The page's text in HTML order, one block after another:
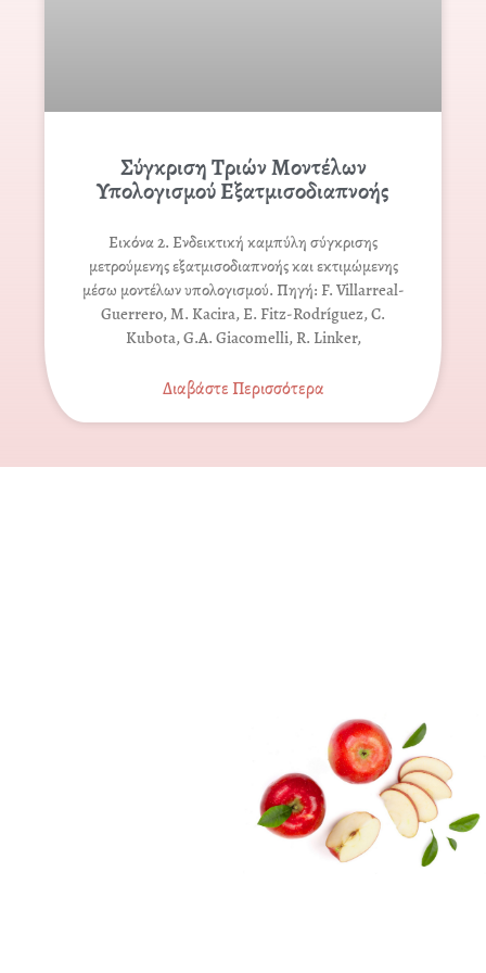
Σύγκριση Τριών Μοντέλων
Υπολογισμού Εξατμισοδιαπνοής
Εικόνα 2. Ενδεικτική καμπύλη σύγκρισης
μετρούμενης εξατμισοδιαπνοής και εκτιμώμενης
μέσω μοντέλων υπολογισμού. Πηγή: F. Villarreal-
Guerrero, M. Kacira, E. Fitz-Rodríguez, C.
Kubota, G.A. Giacomelli, R. Linker,
Διαβάστε Περισσότερα